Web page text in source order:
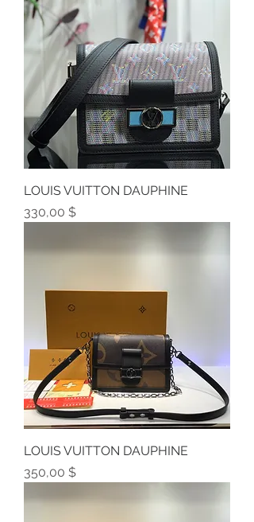
LOUIS VUITTON DAUPHINE
Preis
330,00 $
LOUIS VUITTON DAUPHINE
Preis
350,00 $